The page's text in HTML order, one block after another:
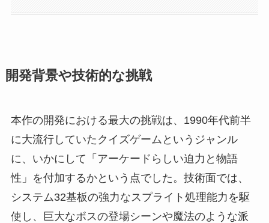
開発背景や技術的な挑戦
本作の開発における最大の挑戦は、1990年代前半
に大流行していたクイズゲームというジャンル
に、いかにして「アーケードらしい迫力と物語
性」を付加するかという点でした。技術面では、
システム32基板の強力なスプライト処理能力を駆
使し、巨大なボスの登場シーンや魔法のような派